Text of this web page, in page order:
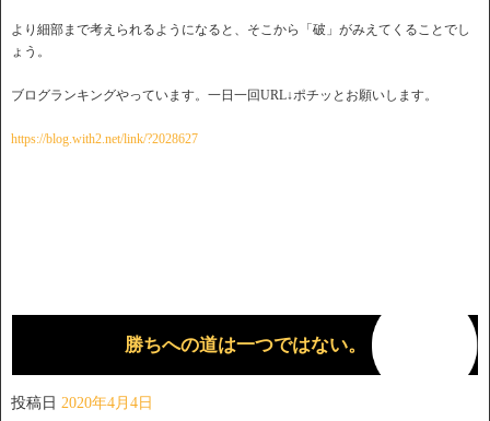
より細部まで考えられるようになると、そこから「破」がみえてくることでし
ょう。
ブログランキングやっています。一日一回URL↓ポチッとお願いします。
https://blog.with2.net/link/?2028627
勝ちへの道は一つではない。
投稿日 2020年4月4日